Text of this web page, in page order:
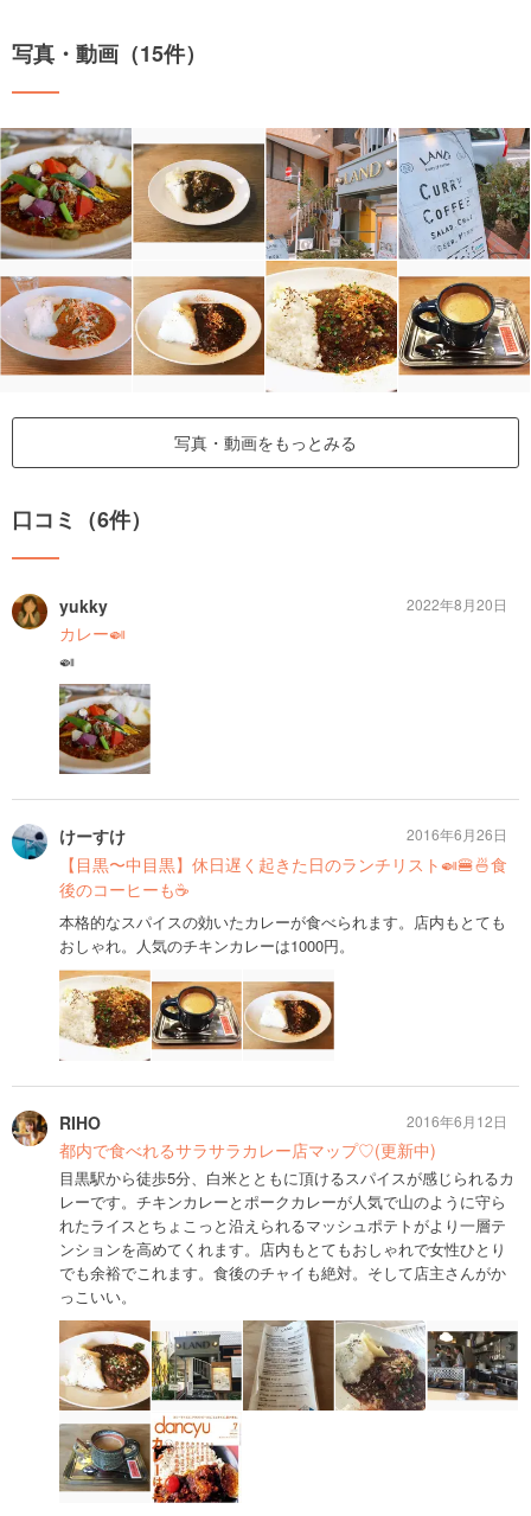
写真・動画（15件）
写真・動画をもっとみる
口コミ（6件）
yukky
カレー🍛
🍛
2022年8月20日
けーすけ
【目黒〜中目黒】休日遅く起きた日のランチリスト🍛🍔🍜食
後のコーヒーも☕️
本格的なスパイスの効いたカレーが食べられます。店内もとても
おしゃれ。人気のチキンカレーは1000円。
2016年6月26日
RIHO
都内で食べれるサラサラカレー店マップ♡(更新中)
目黒駅から徒歩5分、白米とともに頂けるスパイスが感じられるカ
レーです。チキンカレーとポークカレーが人気で山のように守ら
れたライスとちょこっと沿えられるマッシュポテトがより一層テ
ンションを高めてくれます。店内もとてもおしゃれで女性ひとり
でも余裕でこれます。食後のチャイも絶対。そして店主さんがか
っこいい。
2016年6月12日